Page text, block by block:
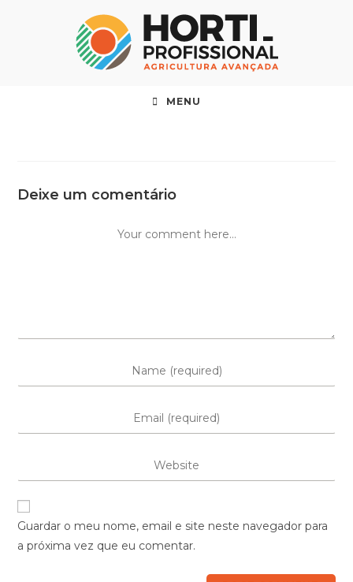
MENU
Deixe um comentário
Guardar o meu nome, email e site neste navegador para
a próxima vez que eu comentar.